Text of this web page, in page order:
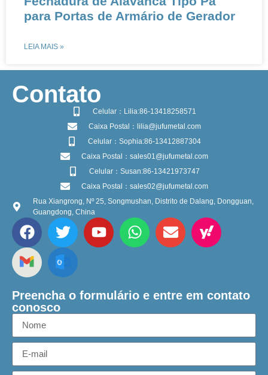
para Portas de Armário de Gerador​​
LEIA MAIS »
​Contato
Celular：Lilia:86-13418258571
Caixa Postal：lilia@jufumetal.com
Celular：Sophia:86-13412887304
Caixa Postal：sales01@jufumetal.com
Celular：Susan:86-13421973747
Caixa Postal：sales02@jufumetal.com
Rua Xiangrong, Nº 25, Songmushan, Distrito de Dalang, Dongguan,
Guangdong, China
Preencha o formulário e entre em contato
conosco